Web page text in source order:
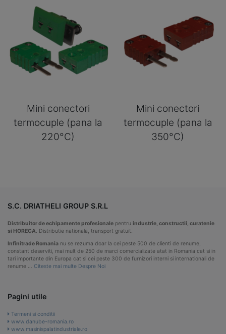
Mini conectori
termocuple (pana la
220°C)
Mini conectori
termocuple (pana la
350°C)
S.C. DRIATHELI GROUP S.R.L
Distribuitor de echipamente profesionale pentru industrie, constructii, curatenie
si HORECA. Distributie nationala, transport gratuit.
Infinitrade Romania nu se rezuma doar la cei peste 500 de clienti de renume,
constant deserviti, mai mult de 250 de marci comercializate atat in Romania cat si in
tari importante din Europa cat si cei peste 300 de furnizori interni si internationali de
renume … Citeste mai multe Despre Noi
Pagini utile
Termeni si conditii
www.danube-romania.ro
www.masinispalatindustriale.ro